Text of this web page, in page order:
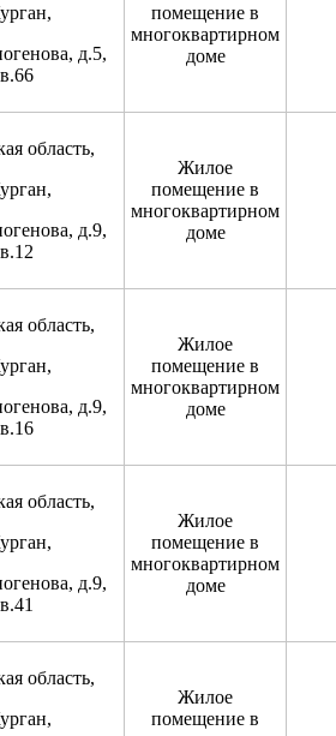
д.5,
помещение в
многоквартирном
доме
область,
д.9,
Жилое
помещение в
многоквартирном
доме
область,
д.9,
Жилое
помещение в
многоквартирном
доме
область,
д.9,
Жилое
помещение в
многоквартирном
доме
область,
Жилое
помещение в